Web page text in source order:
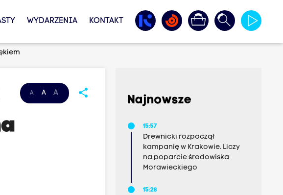
WYDARZENIA KONTAKT
A A A share
Najnowsze
15:57
Drewnicki rozpoczął
kampanię w Krakowie. Liczy
na poparcie środowiska
Morawieckiego
15:28